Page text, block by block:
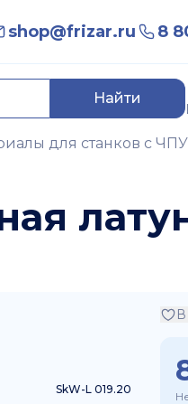
shop@frizar.ru 8
Найти
для станков с ЧПУ
SkW-L 019.20